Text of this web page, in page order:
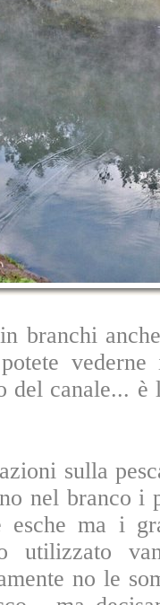
branchi
del canale...
sulla
nel branco i
esche ma i
utilizzato
no le